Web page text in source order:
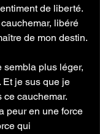
de liberté.
libéré
de mon destin.
sembla plus léger,
Et je sus que je
ce cauchemar.
peur en une force
qui